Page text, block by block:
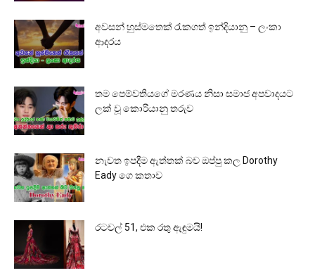
අවසන් හුස්මතෙක් රැකගත් ඉන්දියානු – ලංකා
ආදරය
තම පෙම්වතියගේ මරණය නිසා සමාජ අපවාදයට
ලක් වූ කොරියානු තරුව
නැවත ඉපදීම ඇත්තක් බව ඔප්පු කල Dorothy
Eady ගෙ කතාව
රටවල් 51, එක රතු ඇඳුමයි!